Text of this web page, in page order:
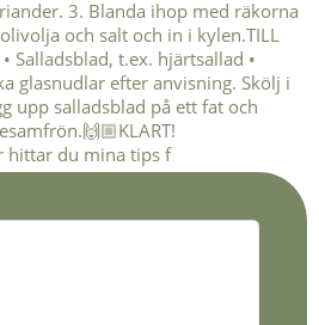
hittar du mina tips f